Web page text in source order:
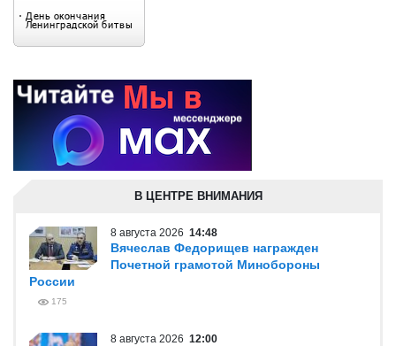
В ЦЕНТРЕ ВНИМАНИЯ
8 августа 2026 14:48
Вячеслав Федорищев награжден
Почетной грамотой Минобороны
России
175
8 августа 2026 12:00